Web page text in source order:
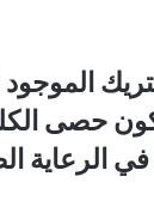
حصى
الرعاية